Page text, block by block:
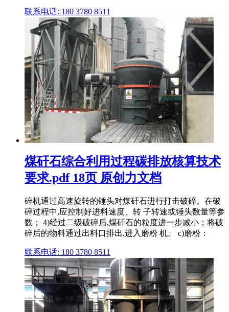
联系电话: 180 3780 8511
煤矸石综合利用过程碳排放核算技术
要求.pdf 18页 原创力文档
碎机通过高速旋转的锤头对煤矸石进行打击破碎。在破
碎过程中,应控制好进料速度、转 子转速或锤头数量等参
数； 4)经过二级破碎后,煤矸石的粒度进一步减小；将破
碎后的物料通过出料口排出,进入磨粉 机。 c)磨粉：
联系电话: 180 3780 8511